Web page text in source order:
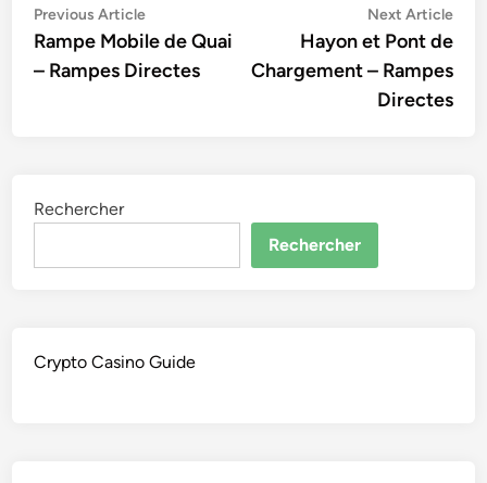
Navigation
de
l’article
Previous ArticlePrevious
article:
Rampe Mobile de Quai
– Rampes Directes
Next Article
Hayon et Pont de
Chargement – Rampes
Directes
Rechercher
Rechercher
Crypto Casino Guide